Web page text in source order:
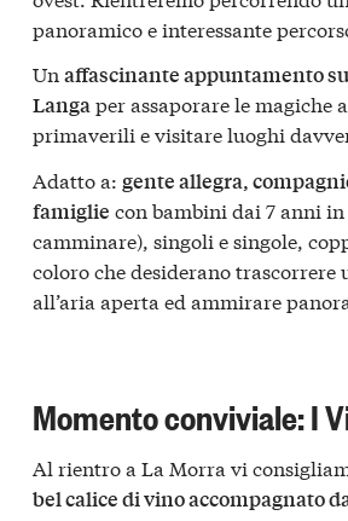
panoramico e interessante
Un affascinante appuntamento
Langaper assaporare le magiche
primaverili e visitare luoghi
Adatto a: gente allegra,
famiglie con bambini dai 7 anni
camminare), singoli e singole,
coloro che desiderano trascorrere
all’aria aperta ed ammirare
Momento conviviale: I
Al rientro a La Morra vi
bel calice di vino accompagnato